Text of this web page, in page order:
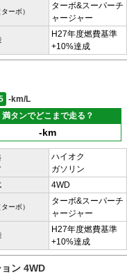
ーボ）
ターボ&スーパーチ
ャージャー
H27年度燃費基準
+10%達成
-km/L
満タンでどこまで走る？
-km
ハイオク
ガソリン
4WD
ーボ）
ターボ&スーパーチ
ャージャー
H27年度燃費基準
+10%達成
ン 4WD